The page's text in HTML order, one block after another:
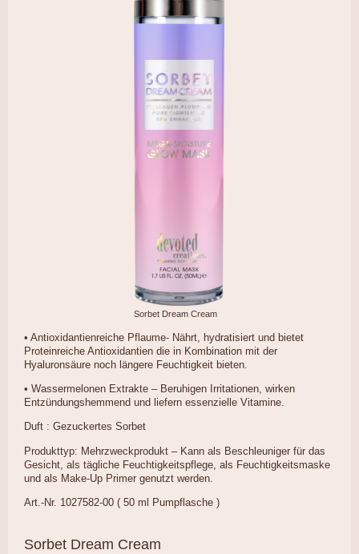
Sorbet Dream Cream
• Antioxidantienreiche Pflaume- Nährt, hydratisiert und bietet
Proteinreiche Antioxidantien die in Kombination mit der
Hyaluronsäure noch längere Feuchtigkeit bieten.
• Wassermelonen Extrakte – Beruhigen Irritationen, wirken
Entzündungshemmend und liefern essenzielle Vitamine.
Duft : Gezuckertes Sorbet
Produkttyp: Mehrzweckprodukt – Kann als Beschleuniger für das
Gesicht, als tägliche Feuchtigkeitspflege, als Feuchtigkeitsmaske
und als Make-Up Primer genutzt werden.
Art.-Nr. 1027582-00 ( 50 ml Pumpflasche )
Sorbet Dream Cream